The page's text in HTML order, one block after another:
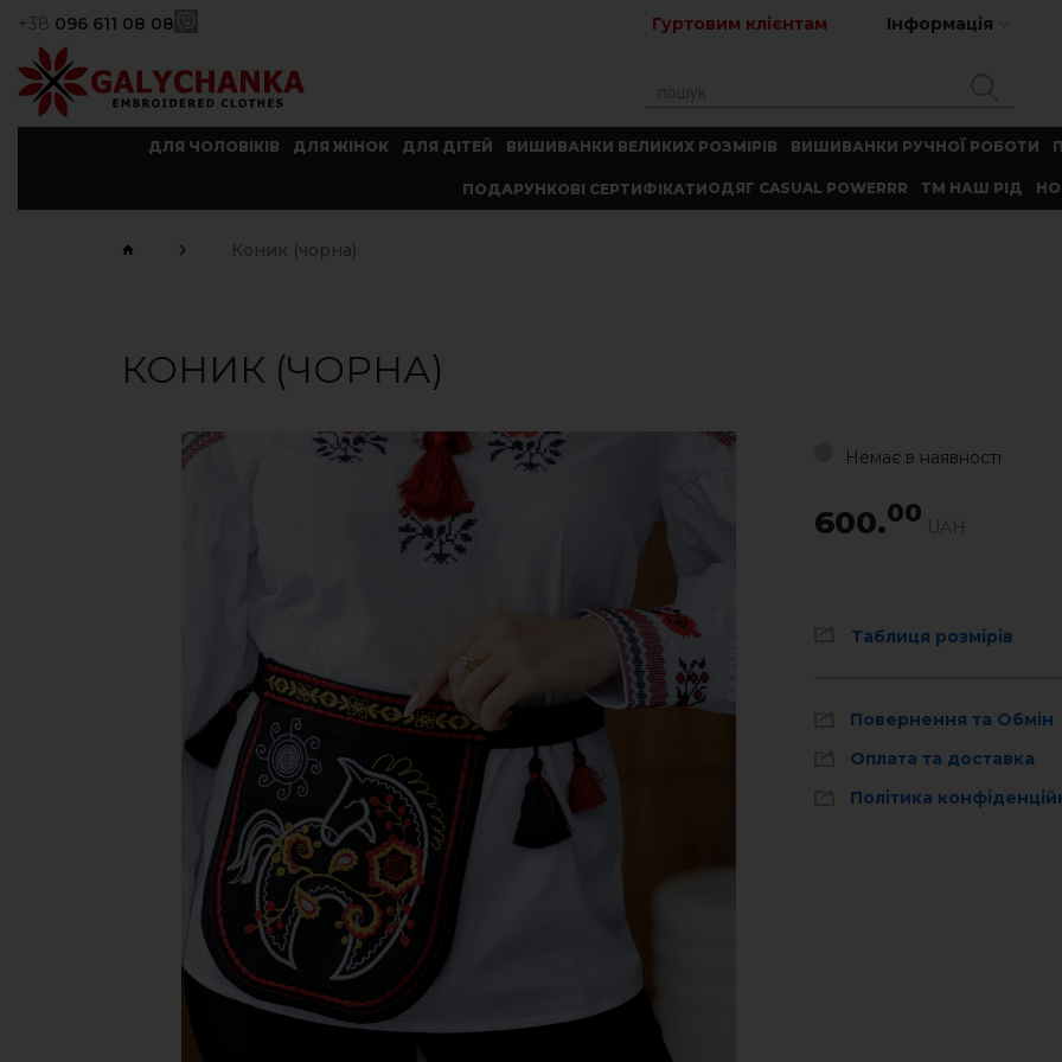
+38 096 611 08 08 Гуртовим клієнтам Інформація
ДЛЯ ЧОЛОВІКІВ ДЛЯ ЖІНОК ДЛЯ ДІТЕЙ ВИШИВАНКИ ВЕЛИКИХ РОЗМІРІВ ВИШИВАНКИ РУЧНОЇ РОБОТИ
ПОДАРУНКОВІ СЕРТИФІКАТИОДЯГ CASUAL POWERRR ТМ НАШ РІД
Коник (чорна)
КОНИК (ЧОРНА)
Немає в наявності
600.00 UAH
Таблиця розмірів
Повернення та Обмін
Оплата та доставка
Політика